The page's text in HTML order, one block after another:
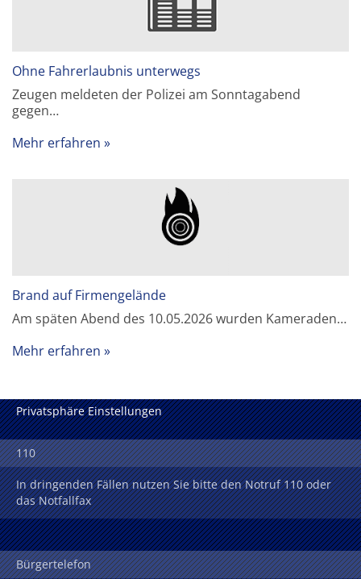
Ohne Fahrerlaubnis unterwegs
Zeugen meldeten der Polizei am Sonntagabend
gegen…
Mehr erfahren
Brand auf Firmengelände
Am späten Abend des 10.05.2026 wurden Kameraden…
Mehr erfahren
Privatsphäre Einstellungen
110
In dringenden Fällen nutzen Sie bitte den Notruf 110 oder
das Notfallfax
Bürgertelefon